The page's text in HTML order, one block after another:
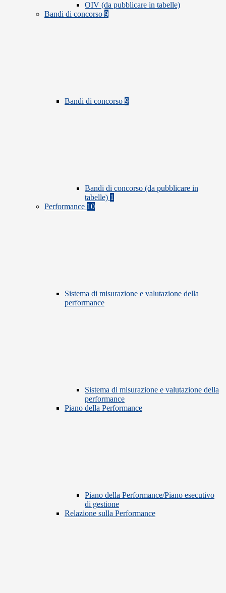
OIV (da pubblicare in tabelle)
Bandi di concorso 9
Bandi di concorso 9
Bandi di concorso (da pubblicare in
tabelle) 1
Performance 10
Sistema di misurazione e valutazione della
performance
Sistema di misurazione e valutazione della
performance
Piano della Performance
Piano della Performance/Piano esecutivo
di gestione
Relazione sulla Performance